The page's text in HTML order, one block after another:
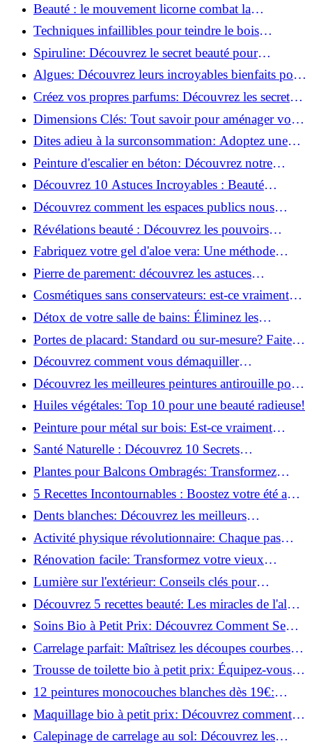
Beauté : le mouvement licorne combat la
surconsommation !
Techniques infaillibles pour teindre le bois
naturellement: Découvrez comment!
Spiruline: Découvrez le secret beauté pour
revitaliser les peaux fatiguées!
Algues: Découvrez leurs incroyables bienfaits pour
la santé et la beauté!
Créez vos propres parfums: Découvrez les secrets
de la fabrication artisanale!
Dimensions Clés: Tout savoir pour aménager votre
salle de bains!
Dites adieu à la surconsommation: Adoptez une
vie plus simple!
Peinture d'escalier en béton: Découvrez notre
tutoriel facile et rapide!
Découvrez 10 Astuces Incroyables : Beauté
Naturelle avec le Concombre !
Découvrez comment les espaces publics nous
incitent à être plus actifs : Révélations surprenantes!
Révélations beauté : Découvrez les pouvoirs
insoupçonnés du concombre!
Fabriquez votre gel d'aloe vera: Une méthode
simple et rapide à la maison!
Pierre de parement: découvrez les astuces
infaillibles pour un nettoyage parfait!
Cosmétiques sans conservateurs: est-ce vraiment
possible?
Détox de votre salle de bains: Éliminez les
ingrédients nocifs dès maintenant!
Portes de placard: Standard ou sur-mesure? Faites
le meilleur choix!
Découvrez comment vous démaquiller
naturellement: Astuces et secrets révélés!
Découvrez les meilleures peintures antirouille pour
le fer: Top 12 analysé!
Huiles végétales: Top 10 pour une beauté radieuse!
Peinture pour métal sur bois: Est-ce vraiment
possible?
Santé Naturelle : Découvrez 10 Secrets
Incontournables pour un Bien-être Optimal!
Plantes pour Balcons Ombragés: Transformez
votre Terrasse en Oasis Verte!
5 Recettes Incontournables : Boostez votre été avec
des huiles essentielles!
Dents blanches: Découvrez les meilleurs
ingrédients naturels!
Activité physique révolutionnaire: Chaque pas
compte pour votre santé!
Rénovation facile: Transformez votre vieux
parquet irrégulier en un clin d'œil!
Lumière sur l'extérieur: Conseils clés pour
concevoir et installer votre éclairage!
Découvrez 5 recettes beauté: Les miracles de l'aloe
vera pour votre peau!
Soins Bio à Petit Prix: Découvrez Comment Se
Chouchouter Pour Moins de 35€!
Carrelage parfait: Maîtrisez les découpes courbes
facilement!
Trousse de toilette bio à petit prix: Équipez-vous
pour moins de 25€!
12 peintures monocouches blanches dès 19€:
Découvrez les meilleures offres!
Maquillage bio à petit prix: Découvrez comment
s'équiper pour moins de 50€!
Calepinage de carrelage au sol: Découvrez les